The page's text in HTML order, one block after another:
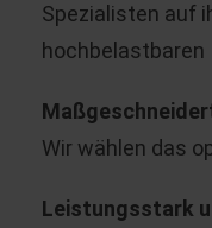
Spezialisten auf
hochbelastbaren
Wir wählen das
Leistungsstark